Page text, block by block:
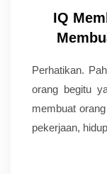
IQ
Perhatikan.
orang begitu
membuat
pekerjaan,